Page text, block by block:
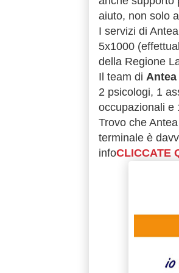
aiuto, non solo
I servizi di
5x1000
della Regione
Il team di Antea
2 psicologi, 1
occupazionali e
Trovo che
terminale è
infoCLICCATE